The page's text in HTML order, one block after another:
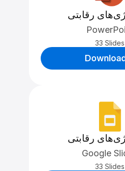
رقابتی
33 Slides
رقابتی
Google
33 Slides